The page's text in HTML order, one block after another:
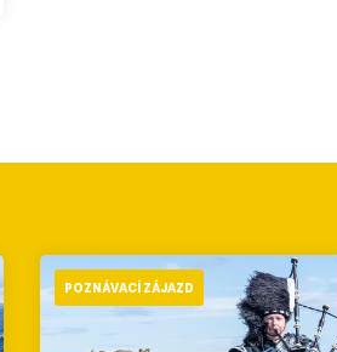
POZNÁVACÍ ZÁJAZD